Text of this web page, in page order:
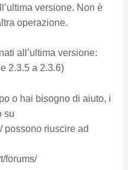
versione. Non è
operazione.
all’ultima versione:
2.3.5 a 2.3.6)
o hai bisogno di aiuto, i
su
possono riuscire ad
forums/